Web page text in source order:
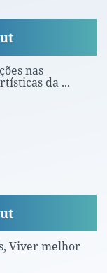
nas
da ...
Viver melhor